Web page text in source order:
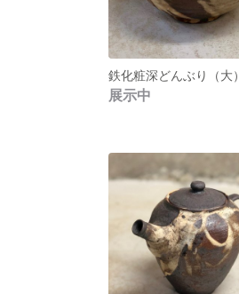
鉄化粧深どんぶり（大）
展示中